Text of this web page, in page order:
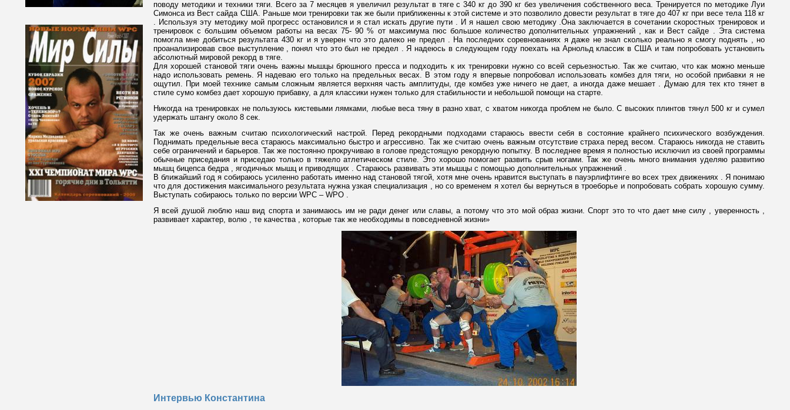
поводу методики и техники тяги. Всего за 7 месяцев я увеличил результат в тяге с 340 кг до 390 кг без увеличения собственного веса. Тренируется по методике Луи
Симонса из Вест сайда США. Раньше мои тренировки так же были приближенны к этой системе и это позволило довести результат в тяге до 407 кг при весе тела 118 кг
. Используя эту методику мой прогресс остановился и я стал искать другие пути . И я нашел свою методику .Она заключается в сочетании скоростных тренировок и
тренировок с большим объемом работы на весах 75- 90 % от максимума пюс большое количество дополнительных упражнений , как и Вест сайде . Эта система
помогла мне добиться результата 430 кг и я уверен что это далеко не предел . На последних соревнованиях я даже не знал сколько реально я смогу поднять , но
проанализировав свое выступление , понял что это был не предел . Я надеюсь в следующем году поехать на Арнольд классик в США и там попробовать установить
абсолютный мировой рекорд в тяге.
Для хорошей становой тяги очень важны мышцы брюшного пресса и подходить к их тренировки нужно со всей серьезностью. Так же считаю, что как можно меньше
надо использовать ремень. Я надеваю его только на предельных весах. В этом году я впервые попробовал использовать комбез для тяги, но особой прибавки я не
ощутил. При моей технике самым сложным является верхняя часть амплитуды, где комбез уже ничего не дает, а иногда даже мешает . Думаю для тех кто тянет в
стиле сумо комбез дает хорошую прибавку, а для классики нужен только для стабильности и небольшой помощи на старте.
Никогда на тренировках не пользуюсь кистевыми лямками, любые веса тяну в разно хват, с хватом никогда проблем не было. С высоких плинтов тянул 500 кг и сумел
удержать штангу около 8 сек.
Так же очень важным считаю психологический настрой. Перед рекордными подходами стараюсь ввести себя в состояние крайнего психического возбуждения.
Поднимать предельные веса стараюсь максимально быстро и агрессивно. Так же считаю очень важным отсутствие страха перед весом. Стараюсь никогда не ставить
себе ограничений и барьеров. Так же постоянно прокручиваю в голове предстоящую рекордную попытку. В последнее время я полностью исключил из своей программы
обычные приседания и приседаю только в тяжело атлетическом стиле. Это хорошо помогает развить срыв ногами. Так же очень много внимания уделяю развитию
мышц бицепса бедра , ягодичных мышц и приводящих . Стараюсь развивать эти мышцы с помощью дополнительных упражнений .
В ближайший год я собираюсь усиленно работать именно над становой тягой, хотя мне очень нравится выступать в пауэрлифтинге во всех трех движениях . Я понимаю
что для достижения максимального результата нужна узкая специализация , но со временем я хотел бы вернуться в троеборье и попробовать собрать хорошую сумму.
Выступать собираюсь только по версии WPC – WPO .
Я всей душой люблю наш вид спорта и занимаюсь им не ради денег или славы, а потому что это мой образ жизни. Спорт это то что дает мне силу , уверенность ,
развивает характер, волю , те качества , которые так же необходимы в повседневной жизни»
Интервью Константина